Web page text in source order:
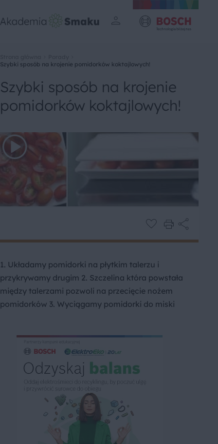
Szybki sposób na krojenie pomidorków koktajlowych!
Szybki sposób na krojenie
pomidorków koktajlowych!
1. Układamy pomidorki na płytkim talerzu i
przykrywamy drugim 2. Szczelina która powstała
między talerzami pozwoli na przecięcie nożem
pomidorków 3. Wyciągamy pomidorki do miski